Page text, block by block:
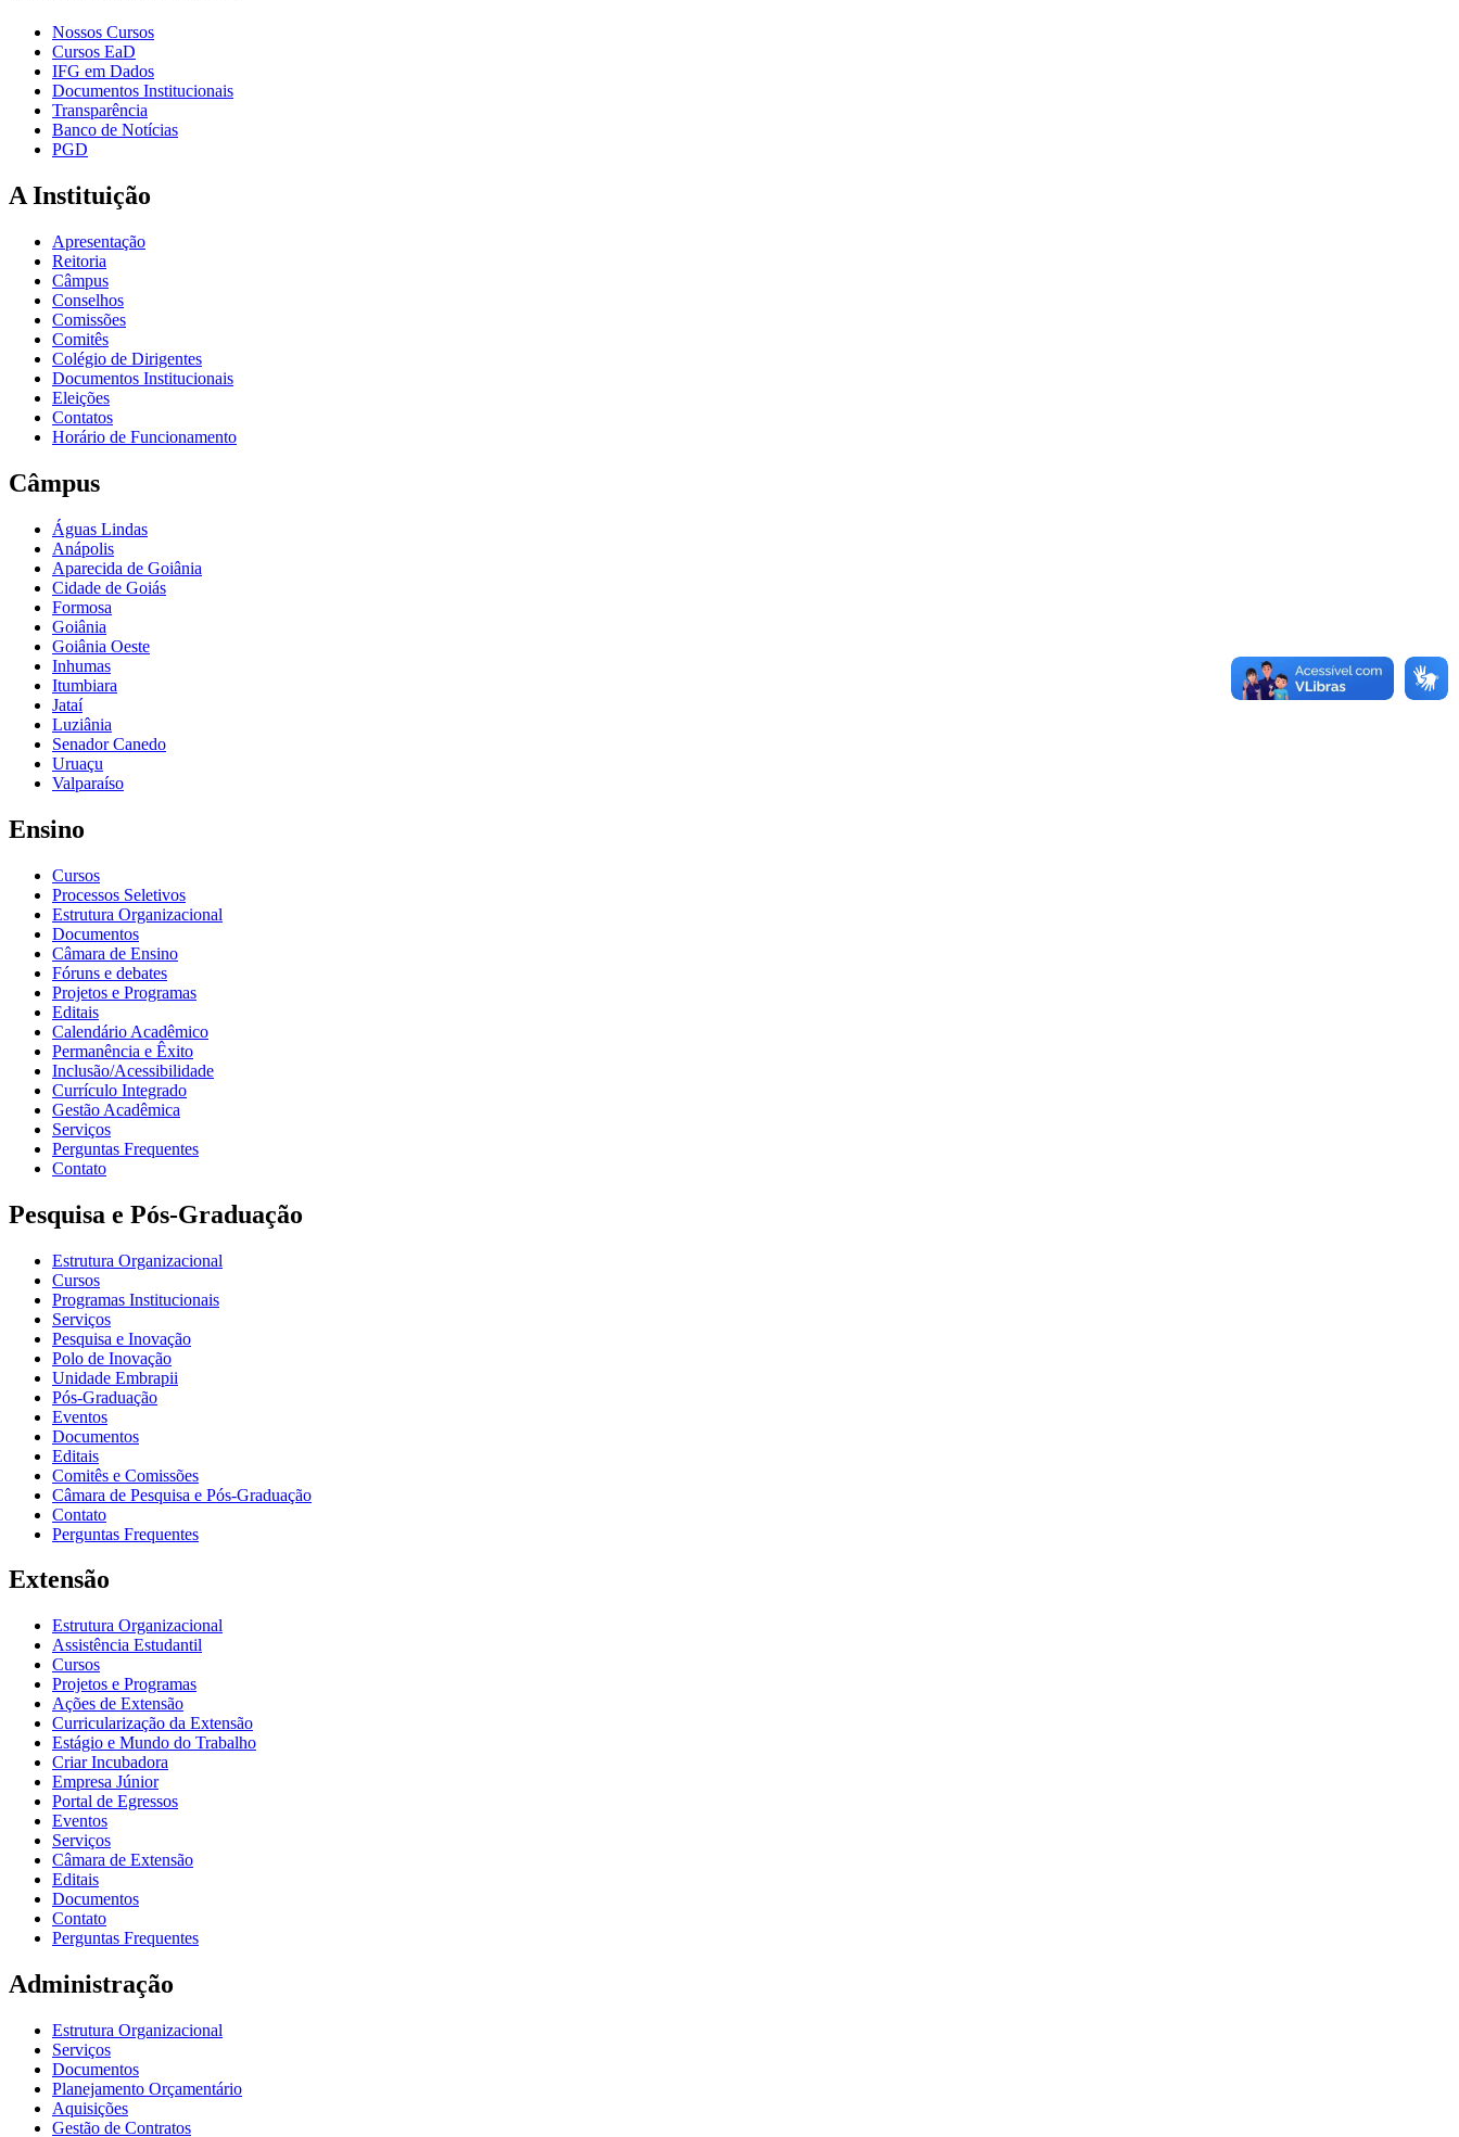
Nossos Cursos
Cursos EaD
IFG em Dados
Documentos Institucionais
Transparência
Banco de Notícias
PGD
A Instituição
Apresentação
Reitoria
Câmpus
Conselhos
Comissões
Comitês
Colégio de Dirigentes
Documentos Institucionais
Eleições
Contatos
Horário de Funcionamento
Câmpus
Águas Lindas
Anápolis
Aparecida de Goiânia
Cidade de Goiás
Formosa
Goiânia
Goiânia Oeste
Inhumas
Itumbiara
Jataí
Luziânia
Senador Canedo
Uruaçu
Valparaíso
Ensino
Cursos
Processos Seletivos
Estrutura Organizacional
Documentos
Câmara de Ensino
Fóruns e debates
Projetos e Programas
Editais
Calendário Acadêmico
Permanência e Êxito
Inclusão/Acessibilidade
Currículo Integrado
Gestão Acadêmica
Serviços
Perguntas Frequentes
Contato
Pesquisa e Pós-Graduação
Estrutura Organizacional
Cursos
Programas Institucionais
Serviços
Pesquisa e Inovação
Polo de Inovação
Unidade Embrapii
Pós-Graduação
Eventos
Documentos
Editais
Comitês e Comissões
Câmara de Pesquisa e Pós-Graduação
Contato
Perguntas Frequentes
Extensão
Estrutura Organizacional
Assistência Estudantil
Cursos
Projetos e Programas
Ações de Extensão
Curricularização da Extensão
Estágio e Mundo do Trabalho
Criar Incubadora
Empresa Júnior
Portal de Egressos
Eventos
Serviços
Câmara de Extensão
Editais
Documentos
Contato
Perguntas Frequentes
Administração
Estrutura Organizacional
Serviços
Documentos
Planejamento Orçamentário
Aquisições
Gestão de Contratos